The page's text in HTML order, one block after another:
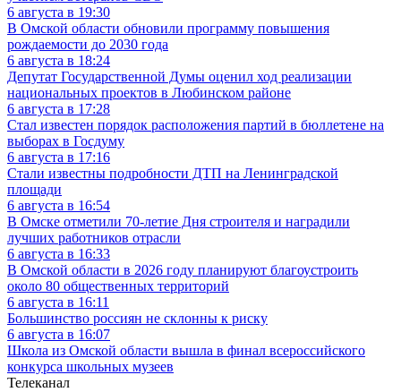
6 августа в 19:30
В Омской области обновили программу повышения
рождаемости до 2030 года
6 августа в 18:24
Депутат Государственной Думы оценил ход реализации
национальных проектов в Любинском районе
6 августа в 17:28
Стал известен порядок расположения партий в бюллетене на
выборах в Госдуму
6 августа в 17:16
Стали известны подробности ДТП на Ленинградской
площади
6 августа в 16:54
В Омске отметили 70-летие Дня строителя и наградили
лучших работников отрасли
6 августа в 16:33
В Омской области в 2026 году планируют благоустроить
около 80 общественных территорий
6 августа в 16:11
Большинство россиян не склонны к риску
6 августа в 16:07
Школа из Омской области вышла в финал всероссийского
конкурса школьных музеев
Телеканал